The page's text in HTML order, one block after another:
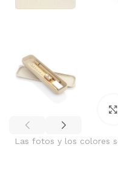
Las fotos y los colores